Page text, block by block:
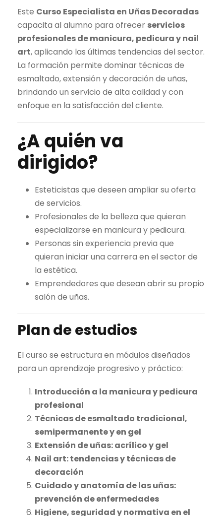
Este Curso Especialista en Uñas Decoradas
capacita al alumno para ofrecer servicios
profesionales de manicura, pedicura y nail
art, aplicando las últimas tendencias del sector.
La formación permite dominar técnicas de
esmaltado, extensión y decoración de uñas,
brindando un servicio de alta calidad y con
enfoque en la satisfacción del cliente.
¿A quién va
dirigido?
Esteticistas que deseen ampliar su oferta
de servicios.
Profesionales de la belleza que quieran
especializarse en manicura y pedicura.
Personas sin experiencia previa que
quieran iniciar una carrera en el sector de
la estética.
Emprendedores que desean abrir su propio
salón de uñas.
Plan de estudios
El curso se estructura en módulos diseñados
para un aprendizaje progresivo y práctico:
Introducción a la manicura y pedicura
profesional
Técnicas de esmaltado tradicional,
semipermanente y en gel
Extensión de uñas: acrílico y gel
Nail art: tendencias y técnicas de
decoración
Cuidado y anatomía de las uñas:
prevención de enfermedades
Higiene, seguridad y normativa en el